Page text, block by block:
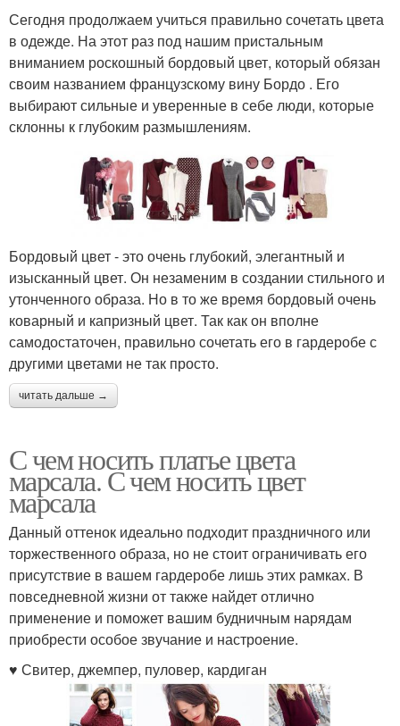
Сегодня продолжаем учиться правильно сочетать цвета
в одежде. На этот раз под нашим пристальным
вниманием роскошный бордовый цвет, который обязан
своим названием французскому вину Бордо . Его
выбирают сильные и уверенные в себе люди, которые
склонны к глубоким размышлениям.
Бордовый цвет - это очень глубокий, элегантный и
изысканный цвет. Он незаменим в создании стильного и
утонченного образа. Но в то же время бордовый очень
коварный и капризный цвет. Так как он вполне
самодостаточен, правильно сочетать его в гардеробе с
другими цветами не так просто.
читать дальше →
С чем носить платье цвета
марсала. С чем носить цвет
марсала
Данный оттенок идеально подходит праздничного или
торжественного образа, но не стоит ограничивать его
присутствие в вашем гардеробе лишь этих рамках. В
повседневной жизни от также найдет отлично
применение и поможет вашим будничным нарядам
приобрести особое звучание и настроение.
♥ Свитер, джемпер, пуловер, кардиган